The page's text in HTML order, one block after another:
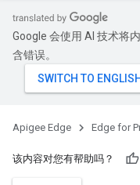
Google 会使用 AI 技术将
含错误。
Apigee Edge Edge for
该内容对您有帮助吗？